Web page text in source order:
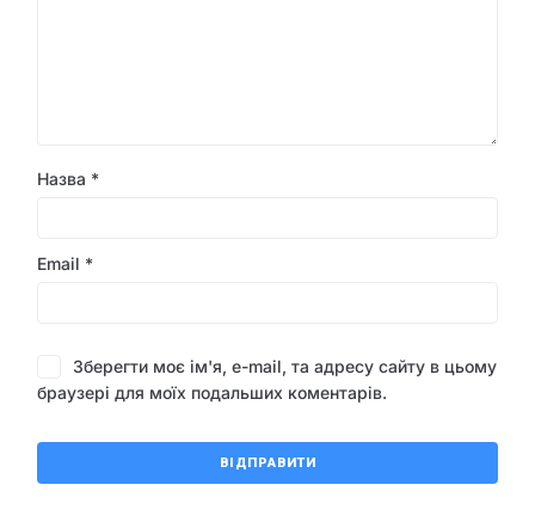
Назва *
Email *
Зберегти моє ім'я, e-mail, та адресу сайту в цьому
браузері для моїх подальших коментарів.